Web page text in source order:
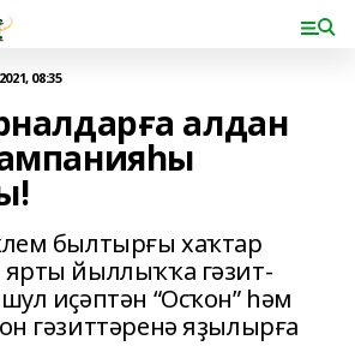
08:35
алдан
былтырғы хаҡтар
йыллыҡҡа гәзит-
иҫәптән “Осҡон” һәм
гәзиттәренә яҙылырға